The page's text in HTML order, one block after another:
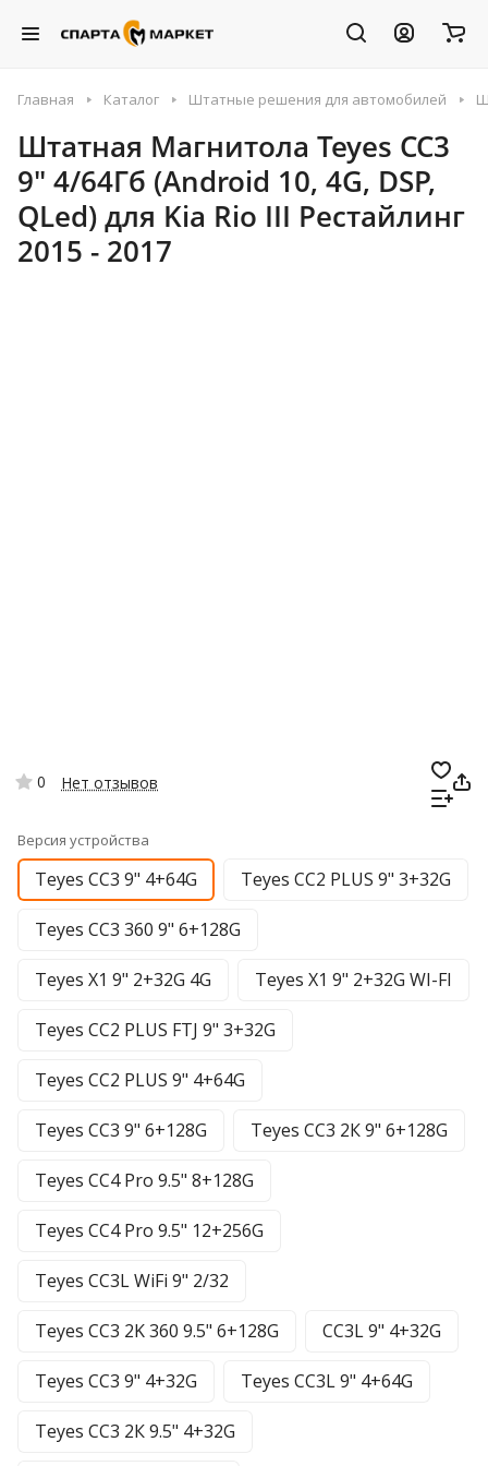
Главная Каталог Штатные решения для автомобилей
Штатная Магнитола Teyes CC3
9" 4/64Гб (Android 10, 4G, DSP,
QLed) для Kia Rio III Рестайлинг
2015 - 2017
0 Нет отзывов
Версия устройства
Teyes CC3 9" 4+64G Teyes CC2 PLUS 9" 3+32G
Teyes CC3 360 9" 6+128G
Teyes X1 9" 2+32G 4G Teyes X1 9" 2+32G WI-FI
Teyes CC2 PLUS FTJ 9" 3+32G
Teyes CC2 PLUS 9" 4+64G
Teyes CC3 9" 6+128G Teyes CC3 2К 9" 6+128G
Teyes CC4 Pro 9.5" 8+128G
Teyes CC4 Pro 9.5" 12+256G
Teyes CC3L WiFi 9" 2/32
Teyes CC3 2K 360 9.5" 6+128G CC3L 9" 4+32G
Teyes CC3 9" 4+32G Teyes CC3L 9" 4+64G
Teyes CC3 2К 9.5" 4+32G